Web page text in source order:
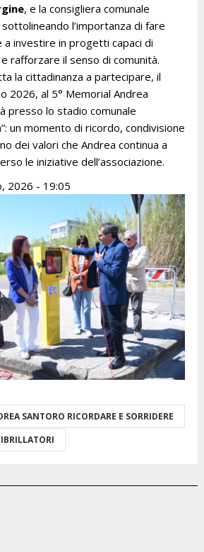
, e la consigliera comunale
sottolineando l’importanza di fare
investire in progetti capaci di
rafforzare il senso di comunità.
la cittadinanza a partecipare, il
2026, al 5° Memorial Andrea
presso lo stadio comunale
un momento di ricordo, condivisione
dei valori che Andrea continua a
le iniziative dell’associazione.
2026 - 19:05
SANTORO RICORDARE E SORRIDERE